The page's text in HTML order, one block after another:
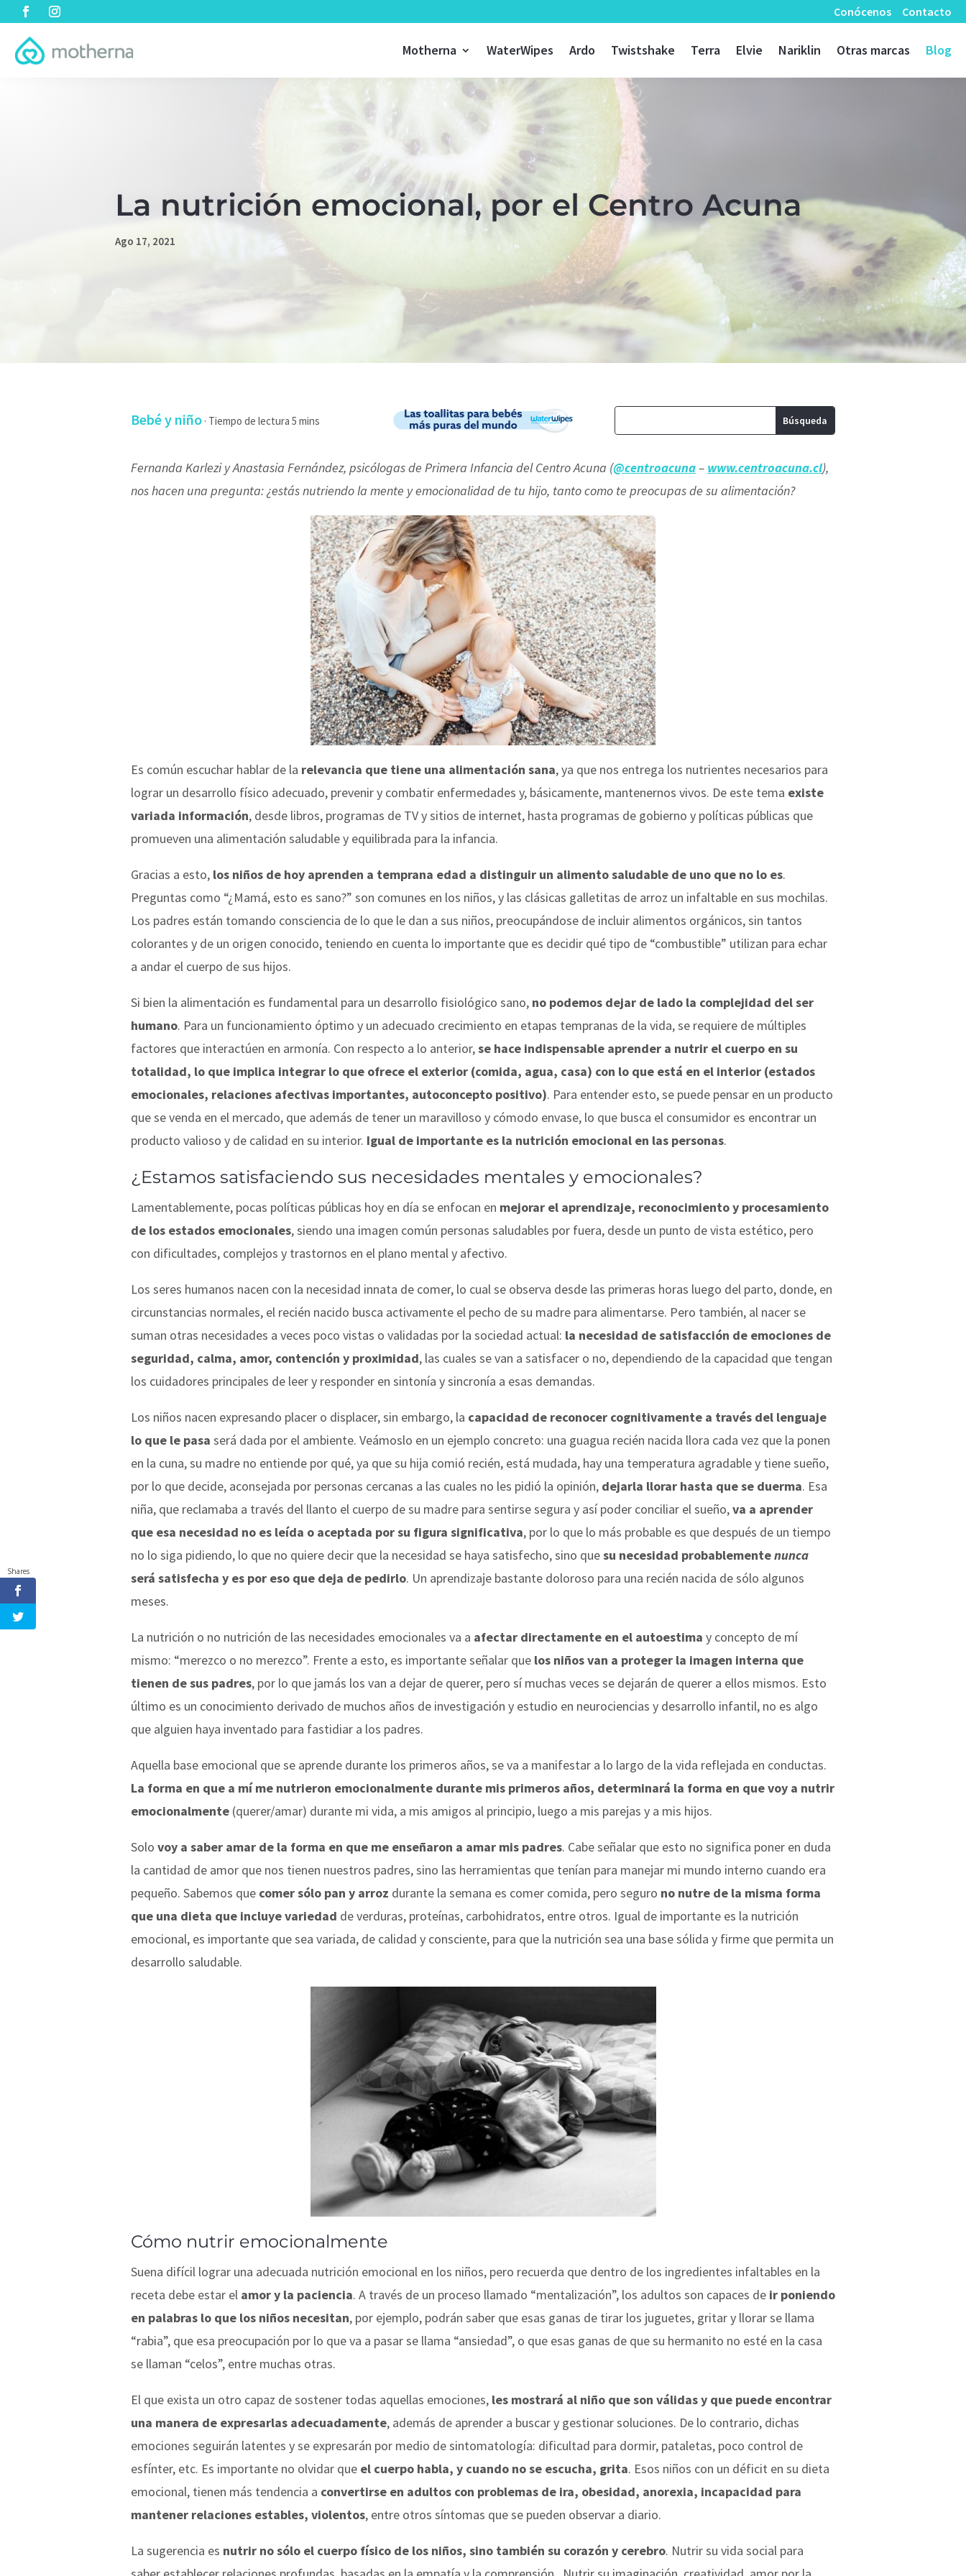
Conócenos Contacto
Motherna WaterWipes Ardo Twistshake Terra Elvie Nariklin Otras marcas Blog
La nutrición emocional, por el Centro Acuna
Ago 17, 2021
Bebé y niño ·
Fernanda Karlezi y Anastasia Fernández, psicólogas de Primera Infancia del Centro Acuna (@centroacuna– www.centroacuna.cl),
nos hacen una pregunta: ¿estás nutriendo la mente y emocionalidad de tu hijo, tanto como te preocupas de su alimentación?
Es común escuchar hablar de la relevancia que tiene una alimentación sana, ya que nos entrega los nutrientes necesarios para
lograr un desarrollo físico adecuado, prevenir y combatir enfermedades y, básicamente, mantenernos vivos. De este tema existe
variada información, desde libros, programas de TV y sitios de internet, hasta programas de gobierno y políticas públicas que
promueven una alimentación saludable y equilibrada para la infancia.
Gracias a esto, los niños de hoy aprenden a temprana edad a distinguir un alimento saludable de uno que no lo es.
Preguntas como “¿Mamá, esto es sano?” son comunes en los niños, y las clásicas galletitas de arroz un infaltable en sus mochilas.
Los padres están tomando consciencia de lo que le dan a sus niños, preocupándose de incluir alimentos orgánicos, sin tantos
colorantes y de un origen conocido, teniendo en cuenta lo importante que es decidir qué tipo de “combustible” utilizan para echar
a andar el cuerpo de sus hijos.
Si bien la alimentación es fundamental para un desarrollo fisiológico sano, no podemos dejar de lado la complejidad del ser
humano. Para un funcionamiento óptimo y un adecuado crecimiento en etapas tempranas de la vida, se requiere de múltiples
factores que interactúen en armonía. Con respecto a lo anterior,se hace indispensable aprender a nutrir el cuerpo en su
totalidad, lo que implica integrar lo que ofrece el exterior (comida, agua, casa) con lo que está en el interior (estados
emocionales, relaciones afectivas importantes, autoconcepto positivo). Para entender esto, se puede pensar en un producto
que se venda en el mercado, que además de tener un maravilloso y cómodo envase, lo que busca el consumidor es encontrar un
producto valioso y de calidad en su interior. Igual de importante es la nutrición emocional en las personas.
¿Estamos satisfaciendo sus necesidades mentales y emocionales?
Lamentablemente, pocas políticas públicas hoy en día se enfocan en mejorar el aprendizaje, reconocimiento y procesamiento
de los estados emocionales, siendo una imagen común personas saludables por fuera, desde un punto de vista estético, pero
con dificultades, complejos y trastornos en el plano mental y afectivo.
Los seres humanos nacen con la necesidad innata de comer, lo cual se observa desde las primeras horas luego del parto, donde, en
circunstancias normales, el recién nacido busca activamente el pecho de su madre para alimentarse. Pero también, al nacer se
suman otras necesidades a veces poco vistas o validadas por la sociedad actual: la necesidad de satisfacción de emociones de
seguridad, calma, amor, contención y proximidad, las cuales se van a satisfacer o no, dependiendo de la capacidad que tengan
los cuidadores principales de leer y responder en sintonía y sincronía a esas demandas.
Los niños nacen expresando placer o displacer, sin embargo, la capacidad de reconocer cognitivamente a través del lenguaje
lo que le pasa será dada por el ambiente. Veámoslo en un ejemplo concreto: una guagua recién nacida llora cada vez que la ponen
en la cuna, su madre no entiende por qué, ya que su hija comió recién, está mudada, hay una temperatura agradable y tiene sueño,
por lo que decide, aconsejada por personas cercanas a las cuales no les pidió la opinión, dejarla llorar hasta que se duerma. Esa
niña, que reclamaba a través del llanto el cuerpo de su madre para sentirse segura y así poder conciliar el sueño,va a aprender
que esa necesidad no es leída o aceptada por su figura significativa, por lo que lo más probable es que después de un tiempo
no lo siga pidiendo, lo que no quiere decir que la necesidad se haya satisfecho, sino quesu necesidad probablementenunca
será satisfecha y es por eso que deja de pedirlo. Un aprendizaje bastante doloroso para una recién nacida de sólo algunos
meses.
La nutrición o no nutrición de las necesidades emocionales va a afectar directamente en el autoestima y concepto de mí
mismo: “merezco o no merezco”. Frente a esto, es importante señalar que los niños van a proteger la imagen interna que
tienen de sus padres, por lo que jamás los van a dejar de querer, pero sí muchas veces se dejarán de querer a ellos mismos. Esto
último es un conocimiento derivado de muchos años de investigación y estudio en neurociencias y desarrollo infantil, no es algo
que alguien haya inventado para fastidiar a los padres.
Aquella base emocional que se aprende durante los primeros años, se va a manifestar a lo largo de la vida reflejada en conductas.
La forma en que a mí me nutrieron emocionalmente durante mis primeros años, determinará la forma en que voy a nutrir
emocionalmente (querer/amar) durante mi vida, a mis amigos al principio, luego a mis parejas y a mis hijos.
Solo voy a saber amar de la forma en que me enseñaron a amar mis padres. Cabe señalar que esto no significa poner en duda
la cantidad de amor que nos tienen nuestros padres, sino las herramientas que tenían para manejar mi mundo interno cuando era
pequeño. Sabemos que comer sólo pan y arroz durante la semana es comer comida, pero seguro no nutre de la misma forma
que una dieta que incluye variedad de verduras, proteínas, carbohidratos, entre otros. Igual de importante es la nutrición
emocional, es importante que sea variada, de calidad y consciente, para que la nutrición sea una base sólida y firme que permita un
desarrollo saludable.
Cómo nutrir emocionalmente
Suena difícil lograr una adecuada nutrición emocional en los niños, pero recuerda que dentro de los ingredientes infaltables en la
receta debe estar el amor y la paciencia. A través de un proceso llamado “mentalización”, los adultos son capaces de ir poniendo
en palabras lo que los niños necesitan, por ejemplo, podrán saber que esas ganas de tirar los juguetes, gritar y llorar se llama
“rabia”, que esa preocupación por lo que va a pasar se llama “ansiedad”, o que esas ganas de que su hermanito no esté en la casa
se llaman “celos”, entre muchas otras.
El que exista un otro capaz de sostener todas aquellas emociones, les mostrará al niño que son válidas y que puede encontrar
una manera de expresarlas adecuadamente, además de aprender a buscar y gestionar soluciones. De lo contrario, dichas
emociones seguirán latentes y se expresarán por medio de sintomatología: dificultad para dormir, pataletas, poco control de
esfínter, etc. Es importante no olvidar que el cuerpo habla, y cuando no se escucha, grita. Esos niños con un déficit en su dieta
emocional, tienen más tendencia a convertirse en adultos con problemas de ira, obesidad, anorexia, incapacidad para
mantener relaciones estables, violentos, entre otros síntomas que se pueden observar a diario.
La sugerencia es nutrir no sólo el cuerpo físico de los niños, sino también su corazón y cerebro. Nutrir su vida social para
Shares